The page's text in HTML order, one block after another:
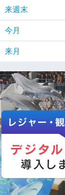
来週末
今月
来月